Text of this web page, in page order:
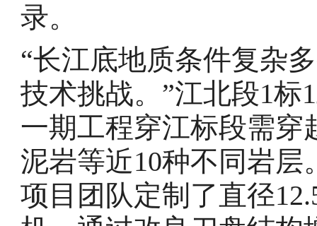
录。
“长江底地质条件复杂
技术挑战。”江北段1标
一期工程穿江标段需穿
泥岩等近10种不同岩
项目团队定制了直径